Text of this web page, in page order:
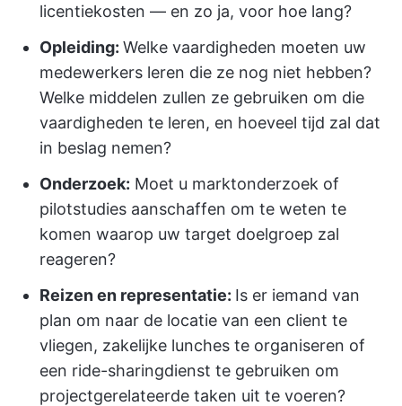
licentiekosten — en zo ja, voor hoe lang?
Opleiding: Welke vaardigheden moeten uw
medewerkers leren die ze nog niet hebben?
Welke middelen zullen ze gebruiken om die
vaardigheden te leren, en hoeveel tijd zal dat
in beslag nemen?
Onderzoek: Moet u marktonderzoek of
pilotstudies aanschaffen om te weten te
komen waarop uw target doelgroep zal
reageren?
Reizen en representatie: Is er iemand van
plan om naar de locatie van een client te
vliegen, zakelijke lunches te organiseren of
een ride-sharingdienst te gebruiken om
projectgerelateerde taken uit te voeren?